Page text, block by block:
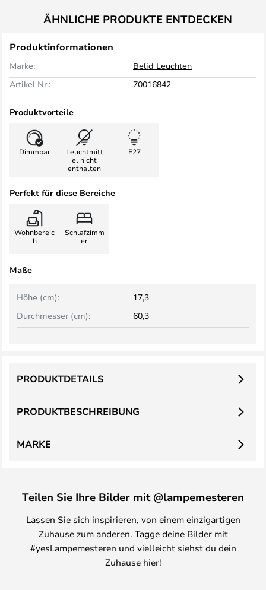
ÄHNLICHE PRODUKTE ENTDECKEN
Produktinformationen
Marke:
Belid Leuchten
Artikel Nr.:
70016842
Produktvorteile
Dimmbar
Leuchtmitt
el nicht
enthalten
E27
Perfekt für diese Bereiche
Wohnbereic
h
Schlafzimm
er
Maße
Höhe (cm):
17,3
Durchmesser (cm):
60,3
PRODUKTBESCHREIBUNG
PRODUKTDETAILS
MARKE
Teilen Sie Ihre Bilder mit @lampemesteren
Lassen Sie sich inspirieren, von einem einzigartigen
Zuhause zum anderen. Tagge deine Bilder mit
#yesLampemesteren und vielleicht siehst du dein
Zuhause hier!